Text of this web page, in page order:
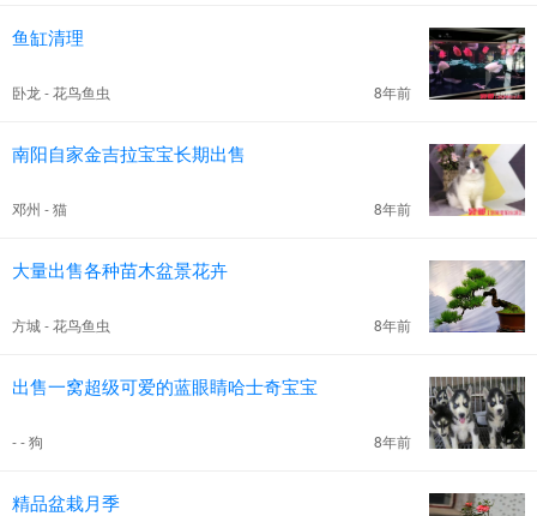
鱼缸清理
卧龙 - 花鸟鱼虫 8年前
南阳自家金吉拉宝宝长期出售
邓州 - 猫 8年前
大量出售各种苗木盆景花卉
方城 - 花鸟鱼虫 8年前
出售一窝超级可爱的蓝眼睛哈士奇宝宝
- - 狗 8年前
精品盆栽月季